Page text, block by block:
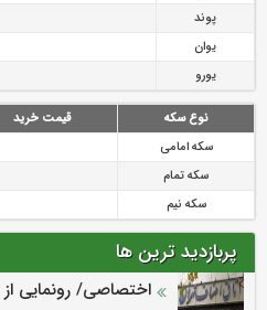
پوند
یوان
یورو
نوع سکه قیمت خرید
سکه امامی
سکه تمام
سکه نیم
پربازدید ترین ها
اختصاصی/ رونمایی